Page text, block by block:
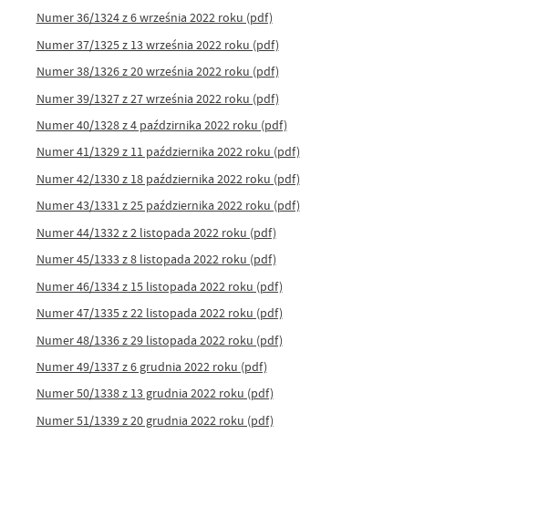
Numer 36/1324 z 6 września 2022 roku (pdf)
Numer 37/1325 z 13 września 2022 roku (pdf)
Numer 38/1326 z 20 września 2022 roku (pdf)
Numer 39/1327 z 27 września 2022 roku (pdf)
Numer 40/1328 z 4 paździrnika 2022 roku (pdf)
Numer 41/1329 z 11 października 2022 roku (pdf)
Numer 42/1330 z 18 października 2022 roku (pdf)
Numer 43/1331 z 25 października 2022 roku (pdf)
Numer 44/1332 z 2 listopada 2022 roku (pdf)
Numer 45/1333 z 8 listopada 2022 roku (pdf)
Numer 46/1334 z 15 listopada 2022 roku (pdf)
Numer 47/1335 z 22 listopada 2022 roku (pdf)
Numer 48/1336 z 29 listopada 2022 roku (pdf)
Numer 49/1337 z 6 grudnia 2022 roku (pdf)
Numer 50/1338 z 13 grudnia 2022 roku (pdf)
Numer 51/1339 z 20 grudnia 2022 roku (pdf)